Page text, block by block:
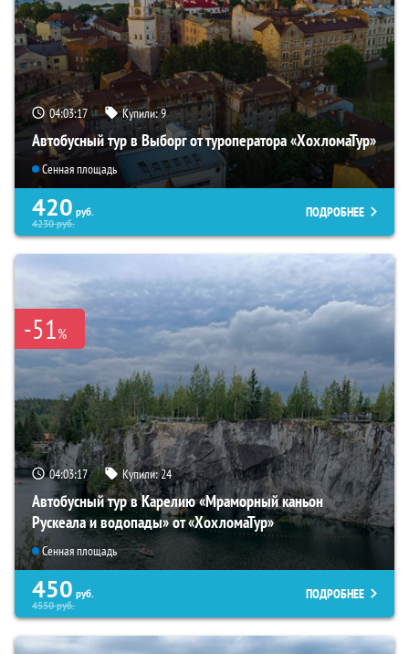
04:03:16 Купили:9
Автобусный тур в Выборг от туроператора «ХохломаТур»
Сенная площадь
420 руб.
4230руб.
ПОДРОБНЕЕ
-51%
04:03:16 Купили:24
Автобусный тур в Карелию «Мраморный каньон
Рускеала и водопады» от «ХохломаТур»
Сенная площадь
450 руб.
4550руб.
ПОДРОБНЕЕ